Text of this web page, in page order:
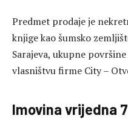
Predmet prodaje je
knjige kao šumsko
Sarajeva, ukupne
vlasništvu firme City –
Imovina vrijedna